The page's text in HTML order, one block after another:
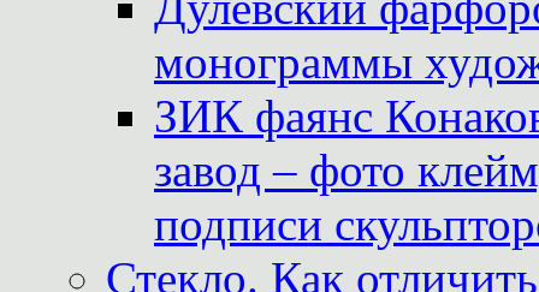
монограммы
ЗИК фаянс
завод – фото
подписи
Стекло. Как